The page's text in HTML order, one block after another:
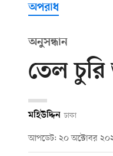
অপরাধ
অনুসন্ধান
তেল চুরি
মহিউদ্দিন ঢাকা
আপডেট: ২০ অক্টোবর